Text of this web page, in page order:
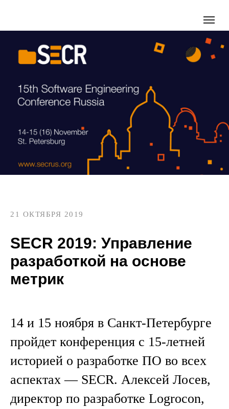
21 ОКТЯБРЯ 2019
SECR 2019: Управление
разработкой на основе
метрик
14 и 15 ноября в Санкт-Петербурге
пройдет конференция с 15-летней
историей о разработке ПО во всех
аспектах — SECR. Алексей Лосев,
директор по разработке Logrocon,